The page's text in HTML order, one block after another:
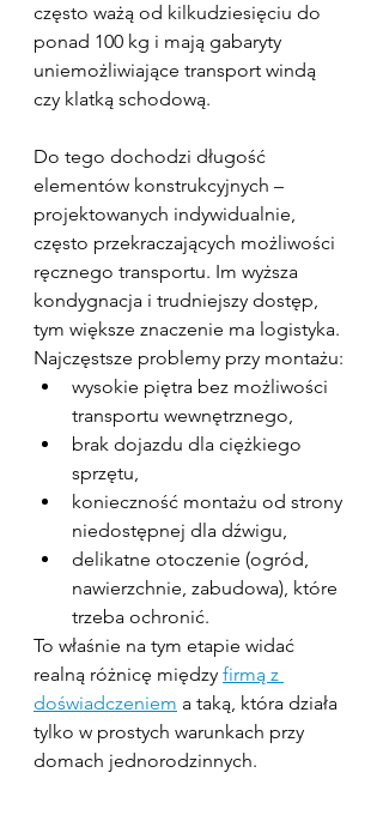
często ważą od kilkudziesięciu do
ponad 100 kg i mają gabaryty
uniemożliwiające transport windą
czy klatką schodową.
Do tego dochodzi długość
elementów konstrukcyjnych –
projektowanych indywidualnie,
często przekraczających możliwości
ręcznego transportu. Im wyższa
kondygnacja i trudniejszy dostęp,
tym większe znaczenie ma logistyka.
Najczęstsze problemy przy montażu:
wysokie piętra bez możliwości
transportu wewnętrznego,
brak dojazdu dla ciężkiego
sprzętu,
konieczność montażu od strony
niedostępnej dla dźwigu,
delikatne otoczenie (ogród,
nawierzchnie, zabudowa), które
trzeba ochronić.
To właśnie na tym etapie widać
realną różnicę między firmą z
doświadczeniem a taką, która działa
tylko w prostych warunkach przy
domach jednorodzinnych.